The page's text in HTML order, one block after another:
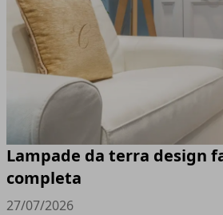
Lampade da terra design
completa
27/07/2026